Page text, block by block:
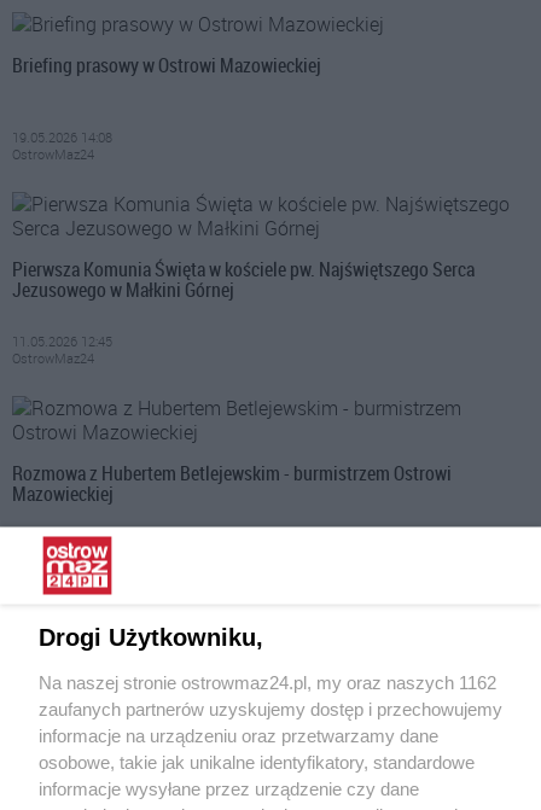
Briefing prasowy w Ostrowi Mazowieckiej
19.05.2026 14:08
OstrowMaz24
Pierwsza Komunia Święta w kościele pw. Najświętszego Serca
Jezusowego w Małkini Górnej
11.05.2026 12:45
OstrowMaz24
Rozmowa z Hubertem Betlejewskim - burmistrzem Ostrowi
Mazowieckiej
05.05.2026 10:17
OstrowMaz24
Sadzonka za surowce wtórne-Piknik na zielono
04.05.2026 15:48
OstrowMaz24
Drogi Użytkowniku,
Na naszej stronie ostrowmaz24.pl, my oraz naszych 1162
zaufanych partnerów uzyskujemy dostęp i przechowujemy
informacje na urządzeniu oraz przetwarzamy dane
osobowe, takie jak unikalne identyfikatory, standardowe
informacje wysyłane przez urządzenie czy dane